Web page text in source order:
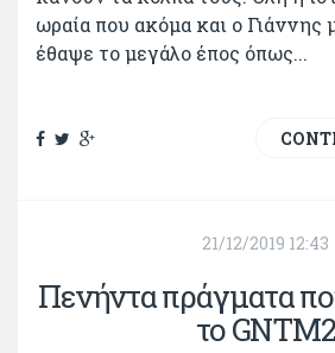
ωραία που ακόμα και ο Γιάννης
έθαψε το μεγάλο έπος όπως...
21/12/2019 12:43
Πενήντα πράγματα
το GNTM2